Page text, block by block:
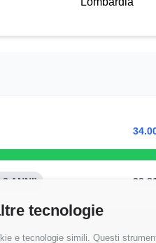
tecnologie
e tecnologie simili. Questi
3 ANNI)